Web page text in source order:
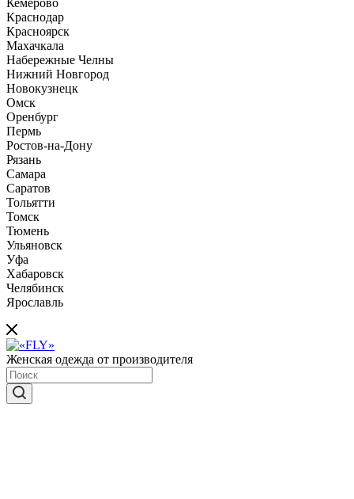
Кемерово
Краснодар
Красноярск
Махачкала
Набережные Челны
Нижний Новгород
Новокузнецк
Омск
Оренбург
Пермь
Ростов-на-Дону
Рязань
Самара
Саратов
Тольятти
Томск
Тюмень
Ульяновск
Уфа
Хабаровск
Челябинск
Ярославль
Женская одежда от производителя